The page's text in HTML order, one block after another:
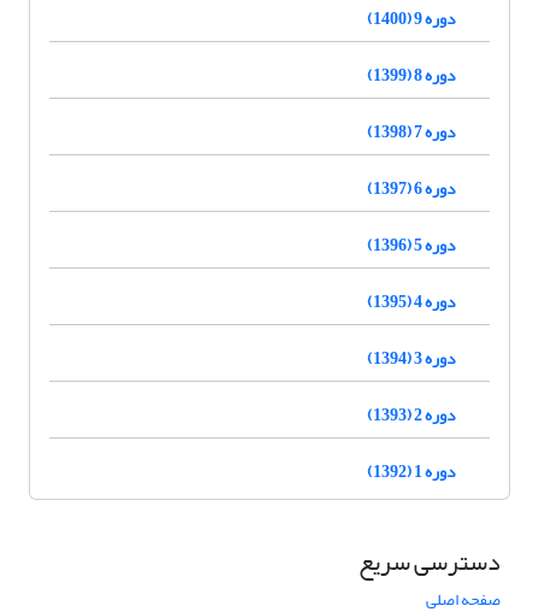
دوره 9 (1400)
دوره 8 (1399)
دوره 7 (1398)
دوره 6 (1397)
دوره 5 (1396)
دوره 4 (1395)
دوره 3 (1394)
دوره 2 (1393)
دوره 1 (1392)
دسترسی سریع
صفحه اصلی